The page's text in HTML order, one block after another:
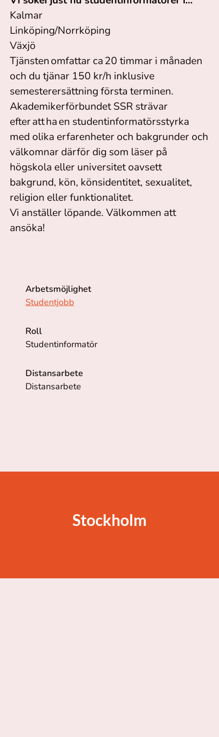
Kalmar
Linköping/Norrköping
Växjö
Tjänsten omfattar ca 20 timmar i månaden
och du tjänar 150 kr/h inklusive
semesterersättning första terminen.
Akademikerförbundet SSR strävar
efter att ha en studentinformatörsstyrka
med olika erfarenheter och bakgrunder och
välkomnar därför dig som läser på
högskola eller universitet oavsett
bakgrund, kön, könsidentitet, sexualitet,
religion eller funktionalitet.
Vi anställer löpande. Välkommen att
ansöka!
Arbetsmöjlighet
Studentjobb
Roll
Studentinformatör
Distansarbete
Distansarbete
Stockholm